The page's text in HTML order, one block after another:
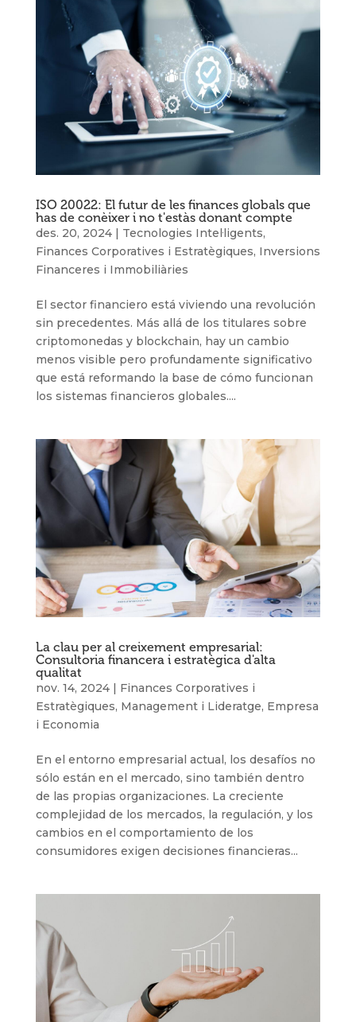
ISO 20022: El futur de les finances globals que
has de conèixer i no t'estàs donant compte
des. 20, 2024| Tecnologies Intel·ligents,
Finances Corporatives i Estratègiques, Inversions
Financeres i Immobiliàries
El sector financiero está viviendo una revolución
sin precedentes. Más allá de los titulares sobre
criptomonedas y blockchain, hay un cambio
menos visible pero profundamente significativo
que está reformando la base de cómo funcionan
los sistemas financieros globales....
La clau per al creixement empresarial:
Consultoria financera i estratègica d'alta
qualitat
nov. 14, 2024| Finances Corporatives i
Estratègiques, Management i Lideratge, Empresa
i Economia
En el entorno empresarial actual, los desafíos no
sólo están en el mercado, sino también dentro
de las propias organizaciones. La creciente
complejidad de los mercados, la regulación, y los
cambios en el comportamiento de los
consumidores exigen decisiones financieras...